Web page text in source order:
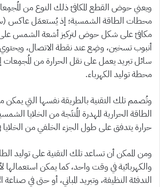
ويعني حوض القطع المكافئ ذلك النوع من
محطات الطاقة الشمسية؛ إذ يُستعمَل
مكافئ على شكل حوض لتركيز أشعة الشمس على
أنبوب تسخين، وضِع عند نقطة الاتصال،
سائل تبريد يعمل على نقل الحرارة من المُجمِعات
محطة توليد الكهرباء.
وتُصمم تلك التقنية بالطريقة نفسها التي يمكن
الطاقة الحرارية المهدرة المُنتَجة من الخلايا
حرارة يتدفق على طول الجزء الخلفي من الخلايا
ومن الممكن أن تساعد تلك التقنية على توليد
والكهربائية في وقت واحد، كما يمكن استعمالها
التدفئة النظيفة، وتبريد المباني، أو حتى في